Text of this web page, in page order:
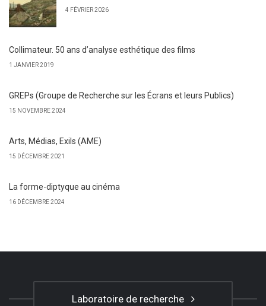
4 FÉVRIER 2026
Collimateur. 50 ans d’analyse esthétique des films
1 JANVIER 2019
GREPs (Groupe de Recherche sur les Écrans et leurs Publics)
15 NOVEMBRE 2024
Arts, Médias, Exils (AME)
15 DÉCEMBRE 2021
La forme-diptyque au cinéma
16 DÉCEMBRE 2024
Laboratoire de recherche